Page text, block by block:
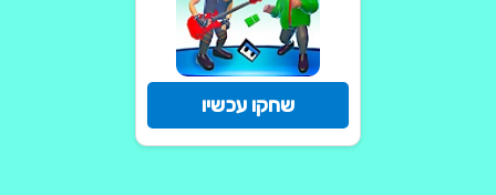
שחקו עכשיו